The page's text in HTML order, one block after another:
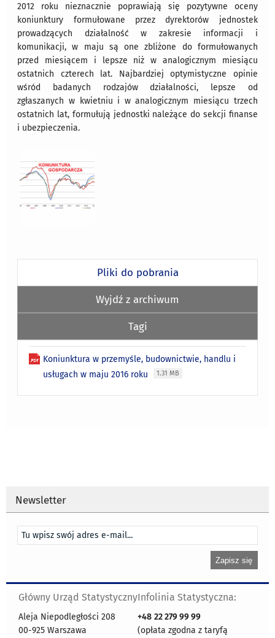
2012 roku nieznacznie poprawiają się pozytywne oceny
koniunktury formułowane przez dyrektorów jednostek
prowadzących działalność w zakresie informacji i
komunikacji, w maju są one zbliżone do formułowanych
przed miesiącem i lepsze niż w analogicznym miesiącu
ostatnich czterech lat. Najbardziej optymistyczne opinie
wśród badanych rodzajów działalności, lepsze od
zgłaszanych w kwietniu i w analogicznym miesiącu trzech
ostatnich lat, formułują jednostki należące do sekcji finanse
i ubezpieczenia.
Pliki do pobrania
Wyjdź z archiwum
Tagi
Koniunktura w przemyśle, budownictwie, handlu i
usługach w maju 2016 roku
1.31 MB
Newsletter
Główny Urząd Statystyczny
Aleja Niepodległości 208
00-925 Warszawa
Infolinia Statystyczna:
+48 22 279 99 99
(opłata zgodna z taryfą